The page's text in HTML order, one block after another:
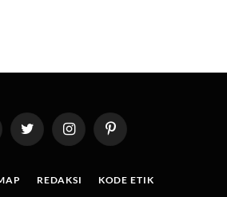
Twitter InstagramPinterest
REDAKSI
KODE ETIK